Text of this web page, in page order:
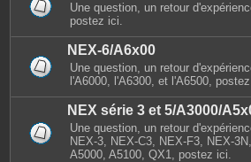
Une question, un retour
postez ici.
NEX-6/A6x00
Une question, un retour
l'A6000, l'A6300, et l'A6500,
NEX série 3 et 5/A3000/
Une question, un retour
NEX-3, NEX-C3, NEX-F3, NEX-
A5000, A5100, QX1, postez ici.